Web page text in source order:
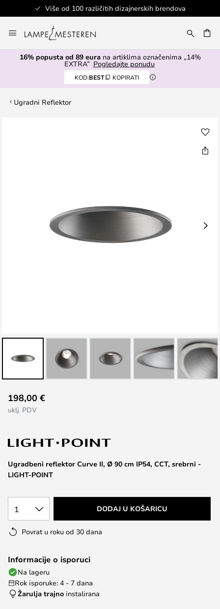
Više od 100 različitih dizajnerskih brendova
to
Content
16% popusta od 89 eurana artiklima označenima „14%
EXTRA” Pogledajte ponudu
KOD:BEST KOPIRATI
Ugradni Reflektor
to
the
of
images
gallery
Ugradbeni reflektor Curve II, Ø 90 cm IP54, CCT, srebrni -
LIGHT-POINT
198,00 €
uklj. PDV
1 DODAJ U KOŠARICU
Povrat u roku od 30 dana
Informacije o isporuci
Na lageru
Rok isporuke: 4 - 7 dana
Žarulja trajno instalirana